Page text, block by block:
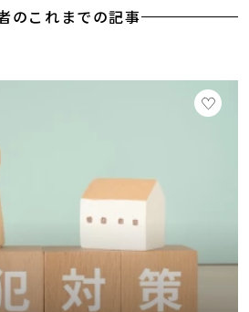
のこれまでの記事